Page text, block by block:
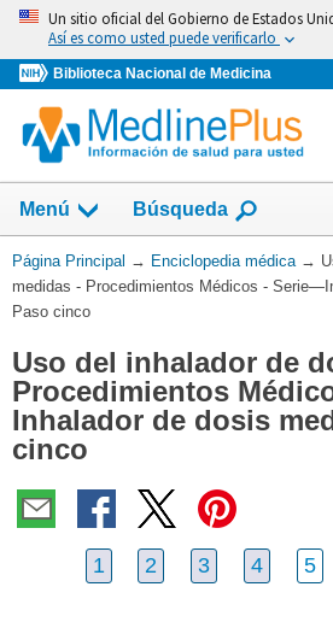
Omita
vaya
al
Contenido
Un sitio oficial del Gobierno de Estados
Así es como usted puede verificarlo
Biblioteca Nacional de Medicina
Menú Búsqueda
Usted
está
aquí:
Página Principal → Enciclopedia médica →
medidas - Procedimientos Médicos -
Paso cinco
Uso del inhalador de
Procedimientos
Inhalador de dosis
cinco
1 2 3 4 5